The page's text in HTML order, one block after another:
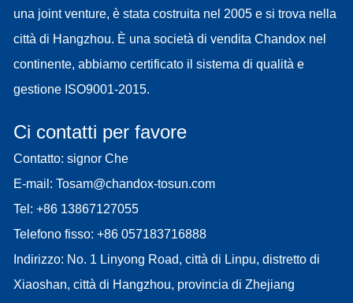
una joint venture, è stata costruita nel 2005 e si trova nella
città di Hangzhou. È una società di vendita Chandox nel
continente, abbiamo certificato il sistema di qualità e
gestione ISO9001-2015.
Ci contatti per favore
Contatto: signor Che
E-mail: Tosam@chandox-tosun.com
Tel: +86 13867127055
Telefono fisso: +86 057183716888
Indirizzo: No. 1 Linyong Road, città di Linpu, distretto di
Xiaoshan, città di Hangzhou, provincia di Zhejiang